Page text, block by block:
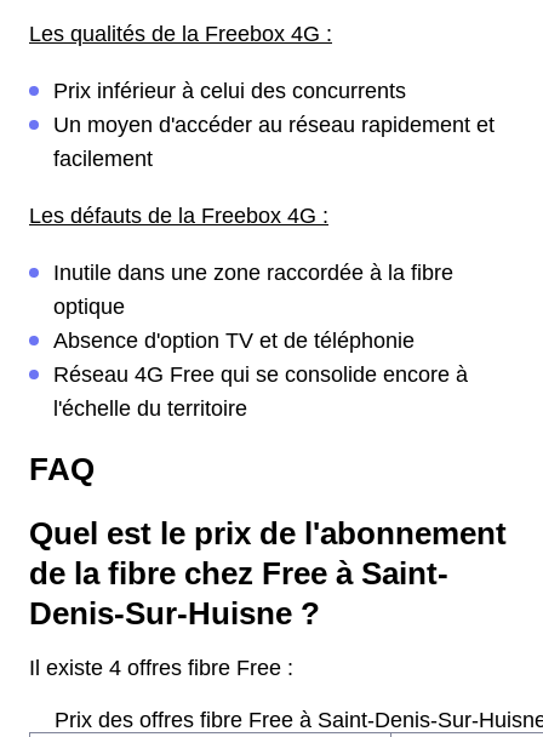
Les qualités de la Freebox 4G :
Prix inférieur à celui des concurrents
Un moyen d'accéder au réseau rapidement et
facilement
Les défauts de la Freebox 4G :
Inutile dans une zone raccordée à la fibre
optique
Absence d'option TV et de téléphonie
Réseau 4G Free qui se consolide encore à
l'échelle du territoire
FAQ
Quel est le prix de l'abonnement
de la fibre chez Free à Saint-
Denis-Sur-Huisne ?
Il existe 4 offres fibre Free :
Prix des offres fibre Free à Saint-Denis-Sur-